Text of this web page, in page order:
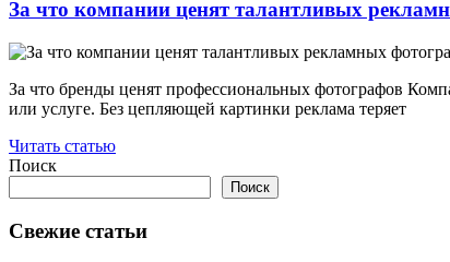
За что компании ценят талантливых
За что бренды ценят профессиональных фотографов
или услуге. Без цепляющей картинки реклама теряет
Читать статью
Поиск
Поиск
Свежие статьи